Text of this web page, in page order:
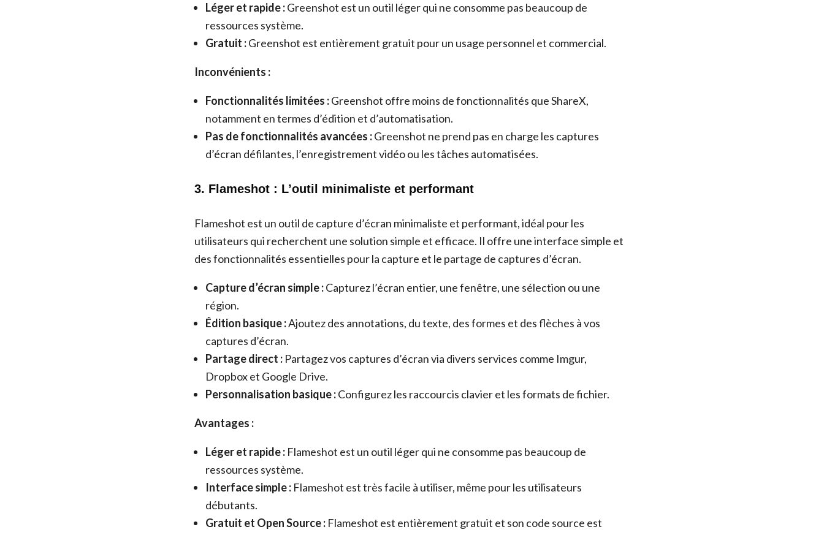
Léger et rapide :Greenshot est un outil léger qui ne consomme pas beaucoup de
ressources système.
Gratuit :Greenshot est entièrement gratuit pour un usage personnel et commercial.
Inconvénients :
Fonctionnalités limitées :Greenshot offre moins de fonctionnalités que ShareX,
notamment en termes d’édition et d’automatisation.
Pas de fonctionnalités avancées :Greenshot ne prend pas en charge les captures
d’écran défilantes, l’enregistrement vidéo ou les tâches automatisées.
3. Flameshot : L’outil minimaliste et performant
Flameshot est un outil de capture d’écran minimaliste et performant, idéal pour les
utilisateurs qui recherchent une solution simple et efficace. Il offre une interface simple et
des fonctionnalités essentielles pour la capture et le partage de captures d’écran.
Capture d’écran simple :Capturez l’écran entier, une fenêtre, une sélection ou une
région.
Édition basique :Ajoutez des annotations, du texte, des formes et des flèches à vos
captures d’écran.
Partage direct : Partagez vos captures d’écran via divers services comme Imgur,
Dropbox et Google Drive.
Personnalisation basique :Configurez les raccourcis clavier et les formats de fichier.
Avantages :
Léger et rapide : Flameshot est un outil léger qui ne consomme pas beaucoup de
ressources système.
Interface simple : Flameshot est très facile à utiliser, même pour les utilisateurs
débutants.
Gratuit et Open Source : Flameshot est entièrement gratuit et son code source est